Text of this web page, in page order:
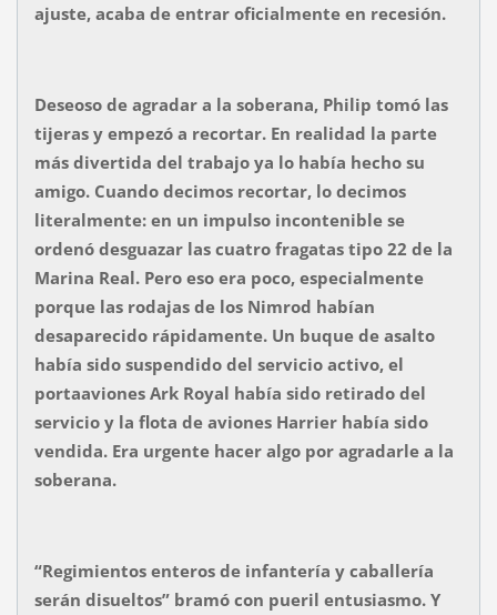
ajuste, acaba de entrar oficialmente en recesión.
Deseoso de agradar a la soberana, Philip tomó las
tijeras y empezó a recortar. En realidad la parte
más divertida del trabajo ya lo había hecho su
amigo. Cuando decimos recortar, lo decimos
literalmente: en un impulso incontenible se
ordenó desguazar las cuatro fragatas tipo 22 de la
Marina Real. Pero eso era poco, especialmente
porque las rodajas de los Nimrod habían
desaparecido rápidamente. Un buque de asalto
había sido suspendido del servicio activo, el
portaaviones Ark Royal había sido retirado del
servicio y la flota de aviones Harrier había sido
vendida. Era urgente hacer algo por agradarle a la
soberana.
“Regimientos enteros de infantería y caballería
serán disueltos” bramó con pueril entusiasmo. Y